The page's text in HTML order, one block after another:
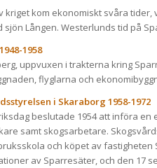
kriget kom ekonomiskt svåra
sjön Lången. Westerlunds tid på
1958
uppvuxen i trakterna kring
flyglarna och
i Skaraborg 1958-1972
beslutade 1954 att införa
samt skogsarbetare.
och köpet av fastigheten
av Sparresäter, och den 17